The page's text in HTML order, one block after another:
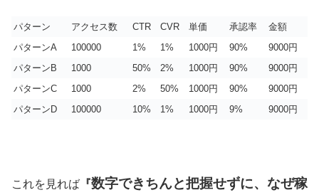
パターン アクセス数 CTR CVR 単価 承認率
金額
パターンA
100000 1% 1% 1000円 90%
9000円
パターンB
1000 50% 2% 1000円 90%
9000円
パターンC
1000 2% 50% 1000円 90%
9000円
パターンD
100000 10% 1% 1000円 9% 9000円
これを見れば 『数字できちんと把握せずに、なぜ稼